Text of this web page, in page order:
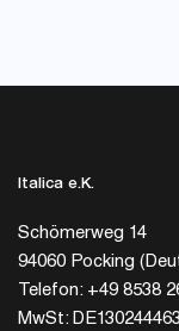
Italica e.K.
Schömerweg 14
94060 Pocking
Telefon: +49 8538
MwSt: DE130244463